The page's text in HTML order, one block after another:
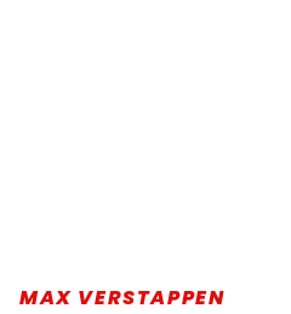
MAX VERSTAPPEN